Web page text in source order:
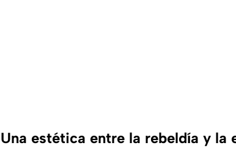
Una estética entre la rebeldía y la